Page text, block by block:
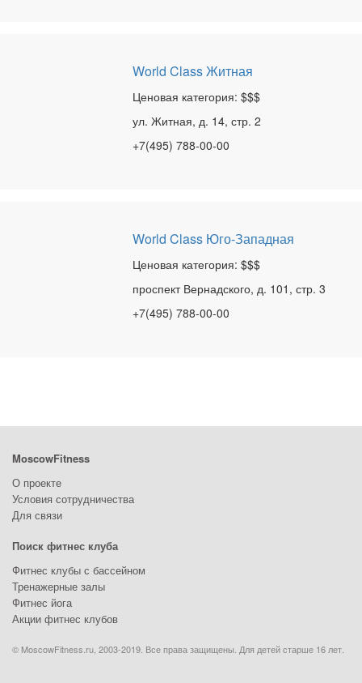
World Class Житная
Ценовая категория: $$$
ул. Житная, д. 14, стр. 2
+7(495) 788-00-00
World Class Юго-Западная
Ценовая категория: $$$
проспект Вернадского, д. 101, стр. 3
+7(495) 788-00-00
MoscowFitness
О проекте
Условия сотрудничества
Для связи
Поиск фитнес клуба
Фитнес клубы с бассейном
Тренажерные залы
Фитнес йога
Акции фитнес клубов
© MoscowFitness.ru, 2003-2019. Все права защищены. Для детей старше 16 лет.